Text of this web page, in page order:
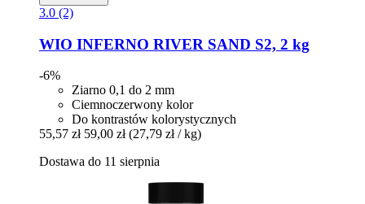
3.0 (2)
WIO INFERNO RIVER SAND S2, 2 kg
-6%
Ziarno 0,1 do 2 mm
Ciemnoczerwony kolor
Do kontrastów kolorystycznych
55,57 zł 59,00 zł (27,79 zł / kg)
Dostawa do 11 sierpnia